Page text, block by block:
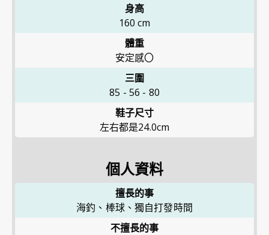
身高
160 cm
體重
安定感〇
三圍
85 - 56 - 80
鞋子尺寸
左右都是24.0cm
個人資料
擅長的事
海釣、棒球、獨自打發時間
不擅長的事